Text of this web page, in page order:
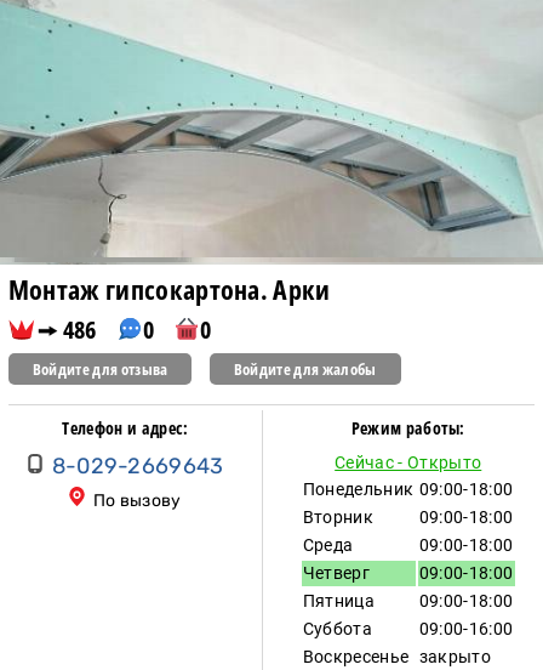
Монтаж гипсокартона. Арки
486 0 0
Войдите для отзыва Войдите для жалобы
Телефон и адрес:
8-029-2669643
По вызову
Режим работы:
Сейчас - Открыто
Понедельник 09:00-18:00
Вторник
09:00-18:00
Среда
09:00-18:00
Четверг
09:00-18:00
Пятница
09:00-18:00
Суббота
09:00-16:00
Воскресенье закрыто